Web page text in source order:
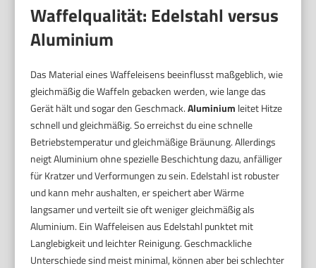
Waffelqualität: Edelstahl versus
Aluminium
Das Material eines Waffeleisens beeinflusst maßgeblich, wie
gleichmäßig die Waffeln gebacken werden, wie lange das
Gerät hält und sogar den Geschmack.Aluminium leitet Hitze
schnell und gleichmäßig. So erreichst du eine schnelle
Betriebstemperatur und gleichmäßige Bräunung. Allerdings
neigt Aluminium ohne spezielle Beschichtung dazu, anfälliger
für Kratzer und Verformungen zu sein. Edelstahl ist robuster
und kann mehr aushalten, er speichert aber Wärme
langsamer und verteilt sie oft weniger gleichmäßig als
Aluminium. Ein Waffeleisen aus Edelstahl punktet mit
Langlebigkeit und leichter Reinigung. Geschmackliche
Unterschiede sind meist minimal, können aber bei schlechter